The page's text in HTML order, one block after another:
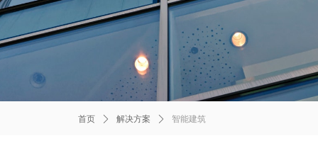
首页 ꄲ 解决方案 ꄲ 智能建筑